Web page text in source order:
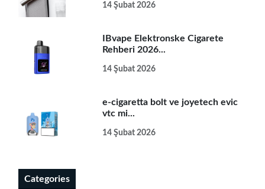
14 Şubat 2026
IBvape Elektronske Cigarete
Rehberi 2026...
14 Şubat 2026
e-cigaretta bolt ve joyetech evic
vtc mi...
14 Şubat 2026
Categories